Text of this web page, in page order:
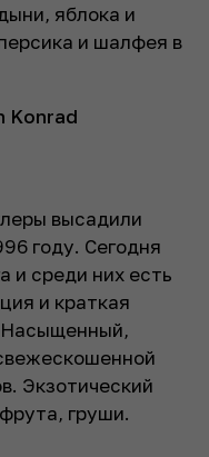
яблока и
и шалфея в
Konrad
высадили
году. Сегодня
и среди них есть
и краткая
Насыщенный,
Экзотический
груши.